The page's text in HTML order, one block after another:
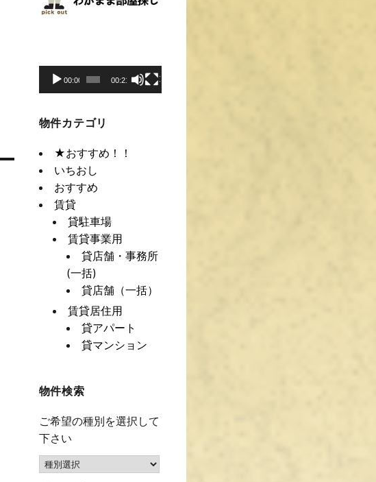
画
レ
ー
ヤ
00:00 00:21
物件カテゴリ
★おすすめ！！
いちおし
おすすめ
賃貸
貸駐車場
賃貸事業用
貸店舗・事務所
(一括)
貸店舗（一括）
賃貸居住用
貸アパート
貸マンション
物件検索
ご希望の種別を選択して
下さい